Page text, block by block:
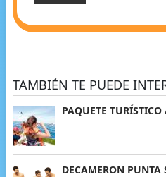
TAMBIÉN TE PUEDE
PAQUETE TURÍSTICO
DECAMERON